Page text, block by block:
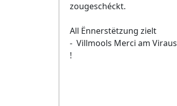
zougeschéckt.
All Ënnerstëtzung zielt
- Villmools Merci am Viraus
!